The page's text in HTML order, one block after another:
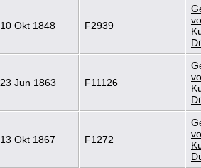
10 Okt 1848 F2939
23 Jun 1863 F11126
13 Okt 1867 F1272